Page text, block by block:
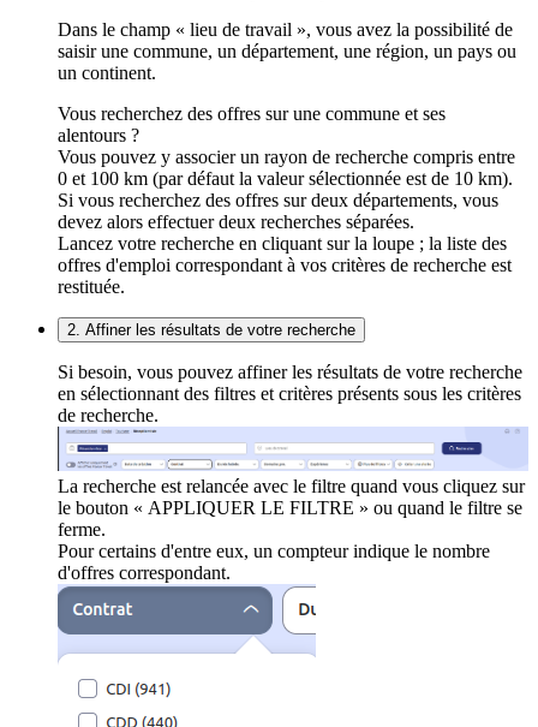
Dans le champ « lieu de travail », vous avez la possibilité de
saisir une commune, un département, une région, un pays ou
un continent.
Vous recherchez des offres sur une commune et ses
alentours ?
Vous pouvez y associer un rayon de recherche compris entre
0 et 100 km (par défaut la valeur sélectionnée est de 10 km).
Si vous recherchez des offres sur deux départements, vous
devez alors effectuer deux recherches séparées.
Lancez votre recherche en cliquant sur la loupe ; la liste des
offres d'emploi correspondant à vos critères de recherche est
restituée.
2. Affiner les résultats de votre recherche
Si besoin, vous pouvez affiner les résultats de votre recherche
en sélectionnant des filtres et critères présents sous les critères
de recherche.
La recherche est relancée avec le filtre quand vous cliquez sur
le bouton « APPLIQUER LE FILTRE » ou quand le filtre se
ferme.
Pour certains d'entre eux, un compteur indique le nombre
d'offres correspondant.